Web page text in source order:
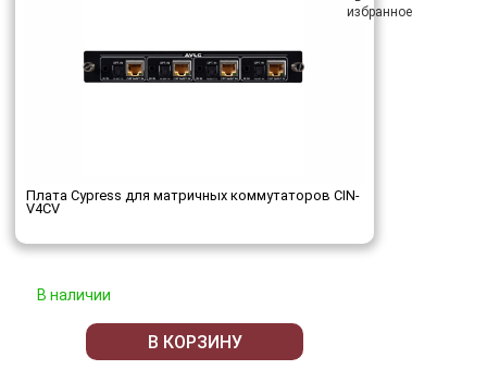
Плата Cypress для матричных коммутаторов CIN-
V4CV
В наличии
В КОРЗИНУ